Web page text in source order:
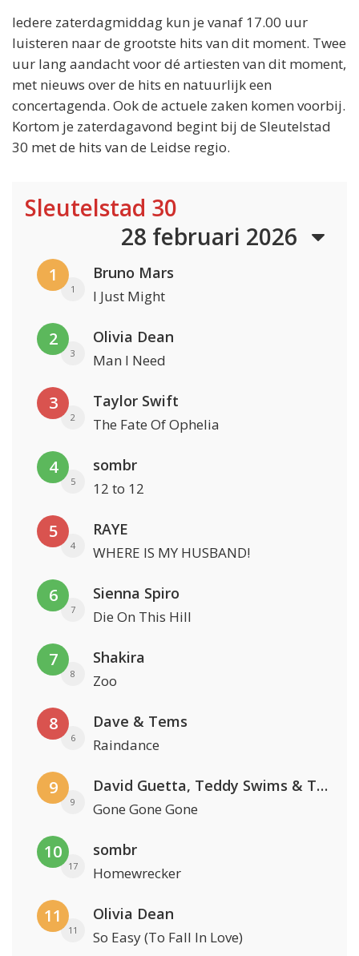
Iedere zaterdagmiddag kun je vanaf 17.00 uur
luisteren naar de grootste hits van dit moment. Twee
uur lang aandacht voor dé artiesten van dit moment,
met nieuws over de hits en natuurlijk een
concertagenda. Ook de actuele zaken komen voorbij.
Kortom je zaterdagavond begint bij de Sleutelstad
30 met de hits van de Leidse regio.
Sleutelstad 30
28 februari 2026
1
1
Bruno Mars
I Just Might
2
3
Olivia Dean
Man I Need
3
2
Taylor Swift
The Fate Of Ophelia
4
5
sombr
12 to 12
5
4
RAYE
WHERE IS MY HUSBAND!
6
7
Sienna Spiro
Die On This Hill
7
8
Shakira
Zoo
8
6
Dave & Tems
Raindance
9
9
David Guetta, Teddy Swims & Tones And I
Gone Gone Gone
10
17
sombr
Homewrecker
11
11
Olivia Dean
So Easy (To Fall In Love)